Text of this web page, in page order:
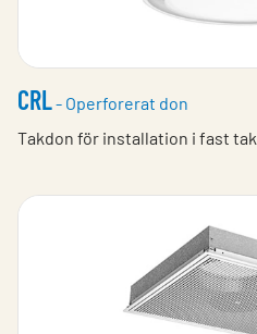
CRL- Operforerat don
Takdon för installation i fast tak